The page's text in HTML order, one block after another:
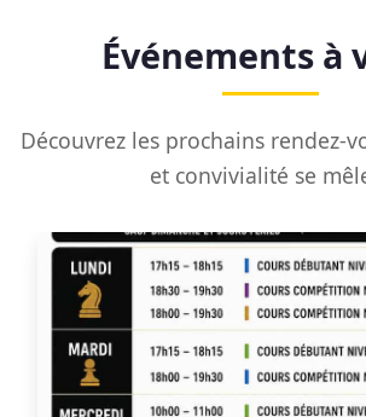
Événements à
Découvrez les prochains rendez-
et convivialité se